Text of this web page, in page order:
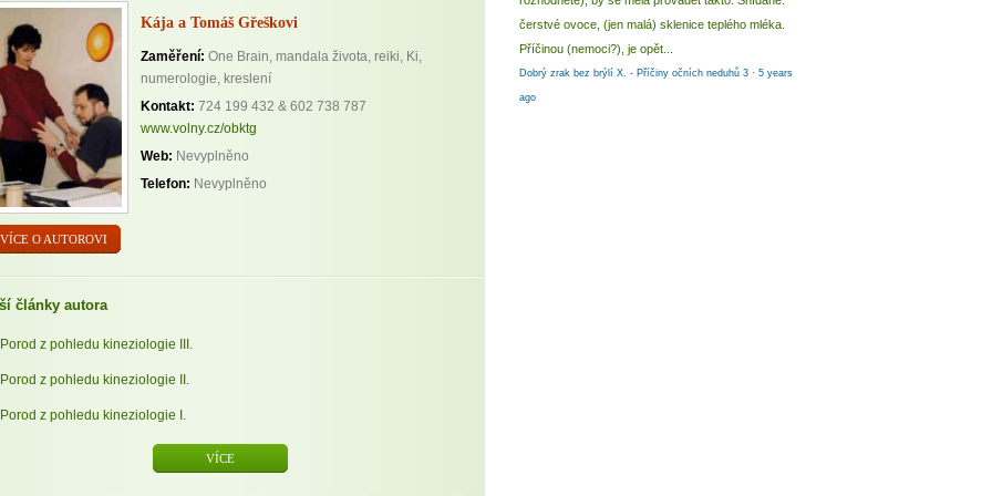
VÍCE O AUTOROVI
Kája a Tomáš Gřeškovi
Zaměření: One Brain, mandala života, reiki, Ki,
numerologie, kreslení
Kontakt: 724 199 432 & 602 738 787
www.volny.cz/obktg
Web: Nevyplněno
Telefon: Nevyplněno
články autora
Porod z pohledu kineziologie III.
Porod z pohledu kineziologie II.
Porod z pohledu kineziologie I.
VÍCE
čerstvé ovoce, (jen malá) sklenice teplého mléka.
Příčinou (nemoci?), je opět...
Dobrý zrak bez brýlí X. - Příčiny očních neduhů 3 · 5 years
ago